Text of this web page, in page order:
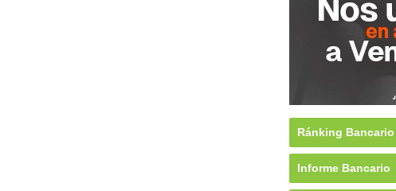
Ránking Bancario
Informe Bancario